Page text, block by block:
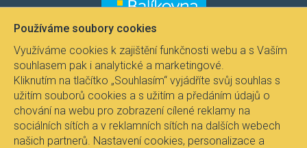
Používáme soubory cookies
Využíváme cookies k zajištění funkčnosti webu a s Vaším
souhlasem pak i analytické a marketingové.
Kliknutím na tlačítko „Souhlasím“ vyjádříte svůj souhlas s
užitím souborů cookies a s užitím a předáním údajů o
chování na webu pro zobrazení cílené reklamy na
sociálních sítích a v reklamních sítích na dalších webech
našich partnerů. Nastavení cookies, personalizace a